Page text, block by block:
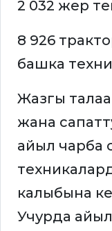
2 032 жер
8 926
башка
Жазгы
жана
айыл чарба
калыбына
Учурда